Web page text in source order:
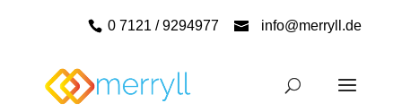
0 7121 / 9294977 info@merryll.de